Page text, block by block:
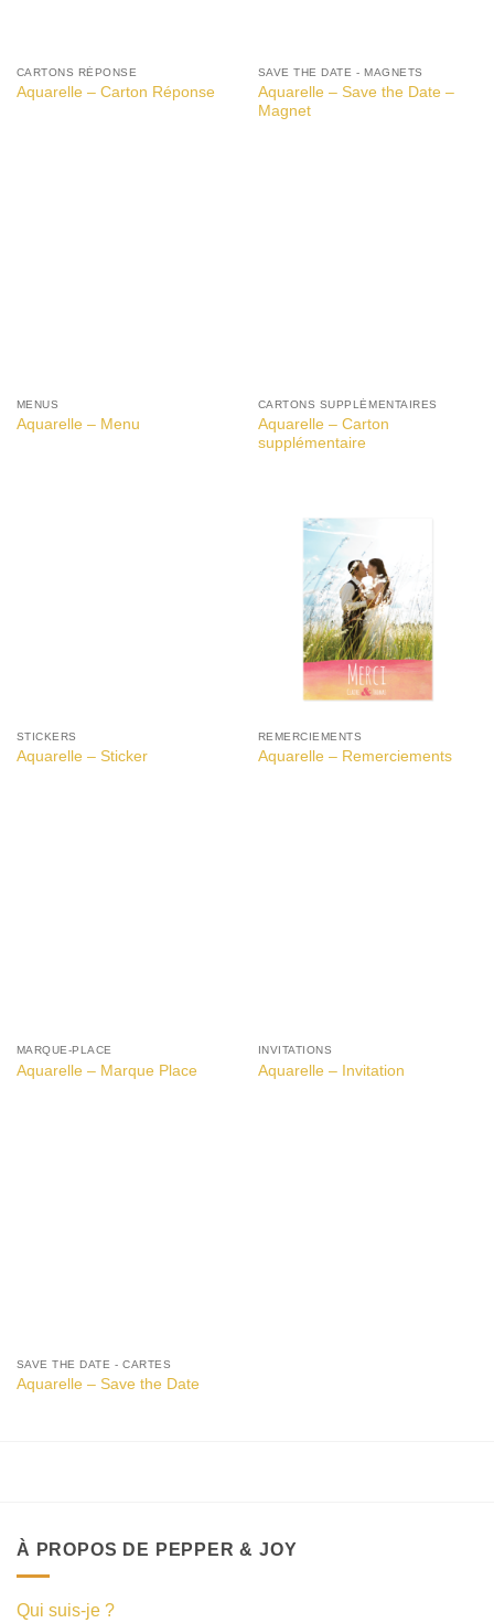
CARTONS RÉPONSE
Aquarelle – Carton Réponse
SAVE THE DATE - MAGNETS
Aquarelle – Save the Date –
Magnet
MENUS
Aquarelle – Menu
CARTONS SUPPLÉMENTAIRES
Aquarelle – Carton
supplémentaire
STICKERS
Aquarelle – Sticker
REMERCIEMENTS
Aquarelle – Remerciements
MARQUE-PLACE
Aquarelle – Marque Place
INVITATIONS
Aquarelle – Invitation
SAVE THE DATE - CARTES
Aquarelle – Save the Date
À PROPOS DE PEPPER & JOY
Qui suis-je ?